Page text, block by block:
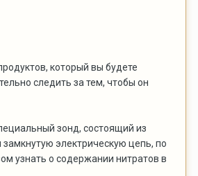
который вы будете
следить за тем, чтобы он
зонд, состоящий из
электрическую цепь, по
узнать о содержании нитратов в